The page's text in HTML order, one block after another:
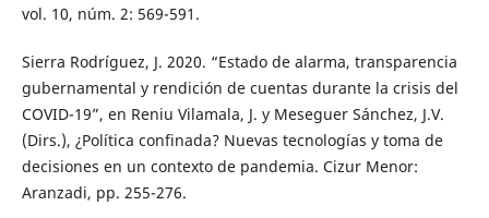
vol. 10, núm. 2: 569-591.
Sierra Rodríguez, J. 2020. “Estado de alarma, transparencia
gubernamental y rendición de cuentas durante la crisis del
COVID-19”, en Reniu Vilamala, J. y Meseguer Sánchez, J.V.
(Dirs.), ¿Política confinada? Nuevas tecnologías y toma de
decisiones en un contexto de pandemia. Cizur Menor:
Aranzadi, pp. 255-276.